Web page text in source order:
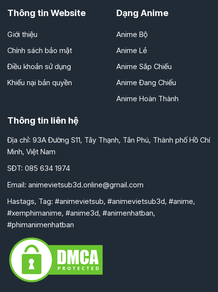
Thông tin Website
Giới thiệu
Chính sách bảo mật
Điều khoản sử dụng
Khiếu nại bản quyền
Dạng Anime
Anime Bộ
Anime Lẻ
Anime Sắp Chiếu
Anime Đang Chiếu
Anime Hoàn Thành
Thông tin liên hệ
Địa chỉ: 93A Đường S11, Tây Thạnh, Tân Phú, Thành phố Hồ Chí
Minh, Việt Nam
SĐT: 085 634 1974
Email: animevietsub3d.online@gmail.com
Hastags, Tag: #animevietsub, #animevietsub3d, #anime,
#xemphimanime, #anime3d, #animenhatban,
#phimanimenhatban